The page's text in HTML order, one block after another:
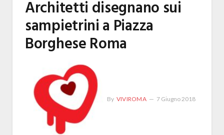
Architetti disegnano sui
sampietrini a Piazza
Borghese Roma
By VIVIROMA 7 Giugno 2018